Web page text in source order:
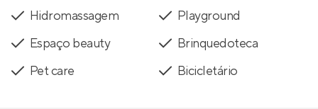
Hidromassagem
Playground
Espaço beauty
Brinquedoteca
Pet care
Bicicletário